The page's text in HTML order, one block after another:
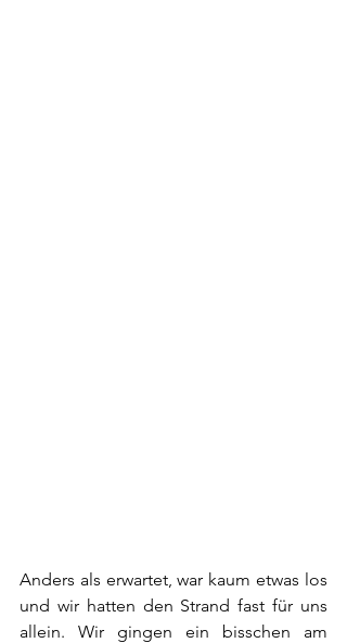
Anders als erwartet, war kaum etwas los
und wir hatten den Strand fast für uns
allein. Wir gingen ein bisschen am